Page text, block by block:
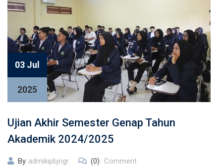
03 Jul
2025
Ujian Akhir Semester Genap Tahun
Akademik 2024/2025
By admikipbjngr (0) Comment